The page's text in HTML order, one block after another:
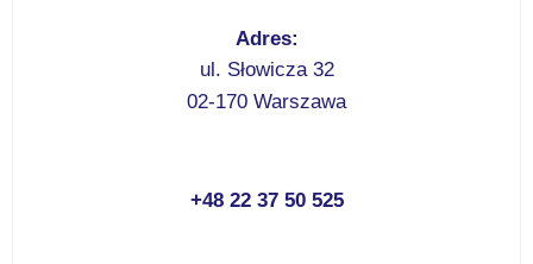
Adres:
ul. Słowicza 32
02-170 Warszawa
+48 22 37 50 525